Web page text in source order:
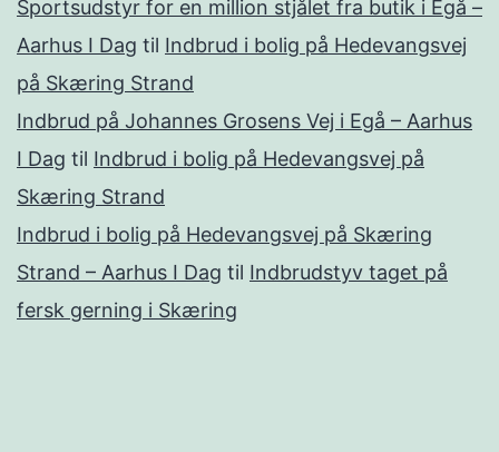
Sportsudstyr for en million stjålet fra butik i Egå –
Aarhus I Dag til Indbrud i bolig på Hedevangsvej
på Skæring Strand
Indbrud på Johannes Grosens Vej i Egå – Aarhus
I Dag til Indbrud i bolig på Hedevangsvej på
Skæring Strand
Indbrud i bolig på Hedevangsvej på Skæring
Strand – Aarhus I Dag til Indbrudstyv taget på
fersk gerning i Skæring